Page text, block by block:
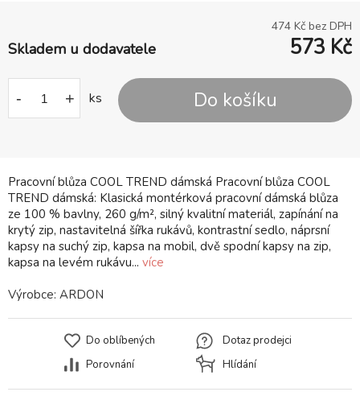
Pracovní blůza COOL TREND dámská Pracovní blůza COOL
TREND dámská: Klasická montérková pracovní dámská blůza
ze 100 % bavlny, 260 g/m², silný kvalitní materiál, zapínání na
krytý zip, nastavitelná šířka rukávů, kontrastní sedlo, náprsní
kapsy na suchý zip, kapsa na mobil, dvě spodní kapsy na zip,
kapsa na levém rukávu... více
474 Kč bez DPH
Skladem u dodavatele 573 Kč
- + ks Do košíku
Výrobce: ARDON
Do oblíbených
Porovnání
Dotaz prodejci
Hlídání